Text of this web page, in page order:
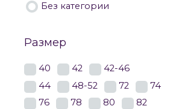
Без категории
Размер
40 42
42-46
44
48-52 72
74
76
78 80
82